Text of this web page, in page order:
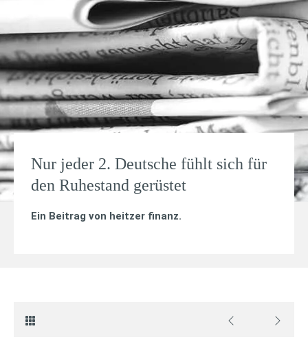
Nur jeder 2. Deutsche fühlt sich für
den Ruhestand gerüstet
Ein Beitrag von heitzer finanz.